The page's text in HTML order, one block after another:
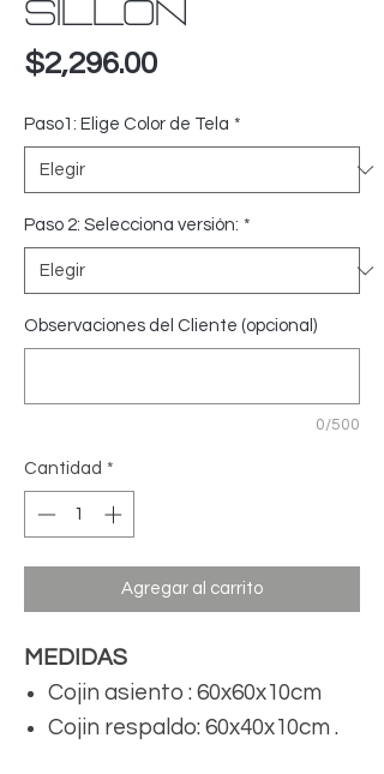
SILLON
$2,296.00Precio
Paso1: Elige Color de Tela *
Paso 2: Selecciona versión: *
Observaciones del Cliente (opcional)
0/500
Cantidad *
Agregar al carrito
MEDIDAS
Cojin asiento : 60x60x10cm
Cojin respaldo: 60x40x10cm .